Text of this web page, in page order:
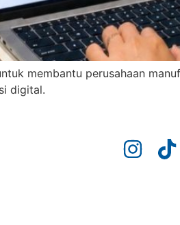
membantu perusahaan
digital.